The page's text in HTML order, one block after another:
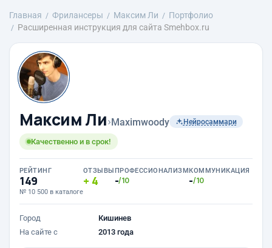
Главная Фрилансеры Максим Ли
Портфолио
Расширенная инструкция для сайта Smehbox.ru
Максим Ли›Maximwoody Нейросаммари
Качественно и в срок!
РЕЙТИНГ
149
№ 10 500 в каталоге
ОТЗЫВЫ
4
ПРОФЕССИОНАЛИЗМ
-/10
КОММУНИКАЦИЯ
-/10
Город
Кишинев
На сайте с
2013 года